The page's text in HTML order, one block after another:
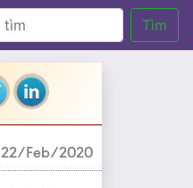
Tìm
22/Feb/2020